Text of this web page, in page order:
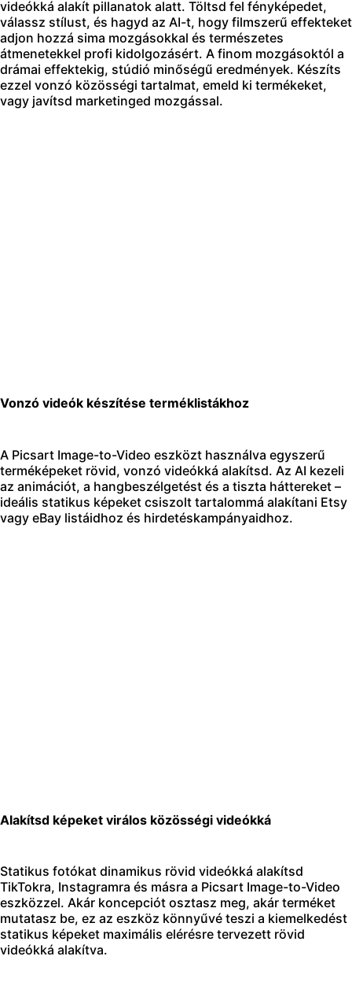
videókká alakít pillanatok alatt. Töltsd fel fényképedet,
válassz stílust, és hagyd az AI-t, hogy filmszerű effekteket
adjon hozzá sima mozgásokkal és természetes
átmenetekkel profi kidolgozásért. A finom mozgásoktól a
drámai effektekig, stúdió minőségű eredmények. Készíts
ezzel vonzó közösségi tartalmat, emeld ki termékeket,
vagy javítsd marketinged mozgással.
Vonzó videók készítése terméklistákhoz
A Picsart Image-to-Video eszközt használva egyszerű
terméképeket rövid, vonzó videókká alakítsd. Az AI kezeli
az animációt, a hangbeszélgetést és a tiszta háttereket –
ideális statikus képeket csiszolt tartalommá alakítani Etsy
vagy eBay listáidhoz és hirdetéskampányaidhoz.
Alakítsd képeket virálos közösségi videókká
Statikus fotókat dinamikus rövid videókká alakítsd
TikTokra, Instagramra és másra a Picsart Image-to-Video
eszközzel. Akár koncepciót osztasz meg, akár terméket
mutatasz be, ez az eszköz könnyűvé teszi a kiemelkedést
statikus képeket maximális elérésre tervezett rövid
videókká alakítva.